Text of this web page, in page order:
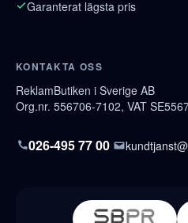
Garanterat lägsta pris
KONTAKTA OSS
ReklamButiken i Sverige AB
Org.nr. 556706-7102, VAT
026-495 77 00